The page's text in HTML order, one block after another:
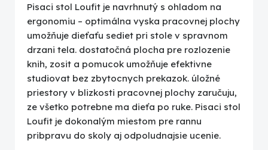
Pisaci stol Loufit je navrhnutý s ohladom na
ergonomiu – optimálna vyska pracovnej plochy
umožňuje dieťaťu sediet pri stole v spravnom
drzani tela. dostatočná plocha pre rozlozenie
knih, zosit a pomucok umožňuje efektivne
studiovat bez zbytocnych prekazok. úložné
priestory v blizkosti pracovnej plochy zaručuju,
ze všetko potrebne ma dieťa po ruke. Pisaci stol
Loufit je dokonalým miestom pre rannu
pribpravu do skoly aj odpoludnajsie ucenie.